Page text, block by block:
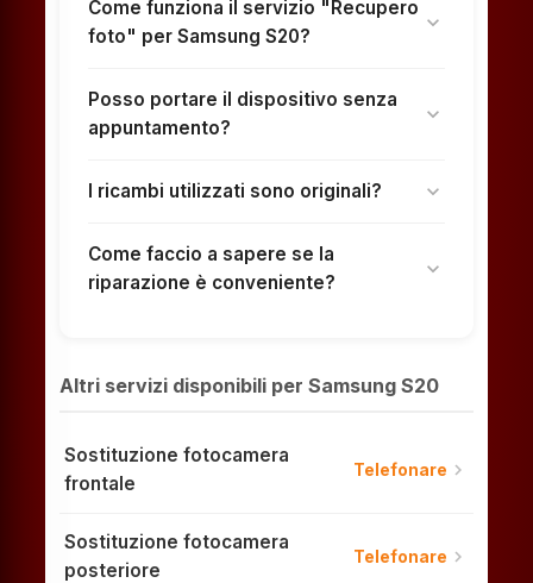
Come funziona il servizio "Recupero
foto" per Samsung S20?
expand_more
Posso portare il dispositivo senza
appuntamento?
expand_more
I ricambi utilizzati sono originali? expand_more
Come faccio a sapere se la
riparazione è conveniente?
expand_more
Altri servizi disponibili per Samsung S20
Sostituzione fotocamera
frontale
Telefonare chevron_right
Sostituzione fotocamera
posteriore
Telefonare chevron_right